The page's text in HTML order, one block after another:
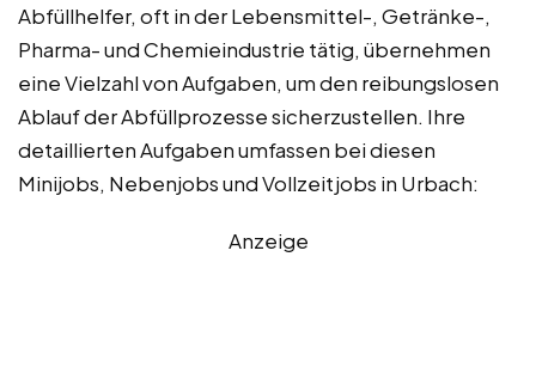
Abfüllhelfer, oft in der Lebensmittel-, Getränke-,
Pharma- und Chemieindustrie tätig, übernehmen
eine Vielzahl von Aufgaben, um den reibungslosen
Ablauf der Abfüllprozesse sicherzustellen. Ihre
detaillierten Aufgaben umfassen bei diesen
Minijobs, Nebenjobs und Vollzeitjobs in Urbach:
Anzeige